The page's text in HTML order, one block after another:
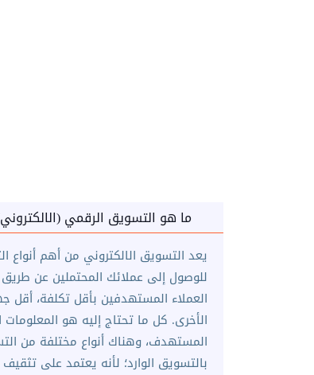
ما هو التسويق الرقمي
يعد التسويق الالكتروني من أهم أنواع
للوصول إلى عملائك المحتملين عن طريق
العملاء المستهدفين بأقل تكلفة، أقل
الأخرى. كل ما تحتاج إليه هو المعلومات
المستهدف، وهناك أنواع مختلفة من
بالتسويق الوارد؛ لأنه يعتمد على